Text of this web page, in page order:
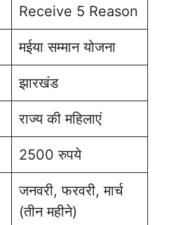
Receive 5 Reason
मईया सम्मान योजना
झारखंड
राज्य की महिलाएं
2500 रुपये
जनवरी, फरवरी, मार्च
(तीन महीने)